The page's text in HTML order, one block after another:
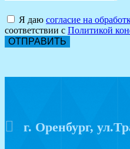
Я даю согласие на
соответствии с Политикой
ОТПРАВИТЬ
г. Оренбург,